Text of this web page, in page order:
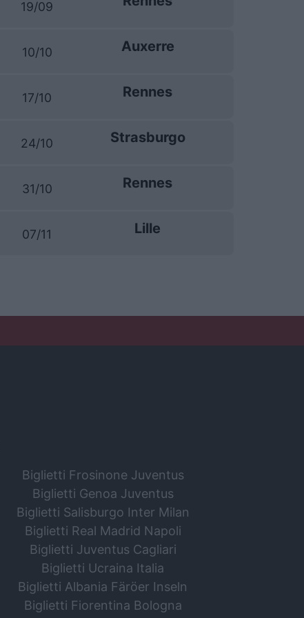
19/09
10/10 Auxerre
17/10 Rennes
24/10 Strasburgo
31/10 Rennes
07/11 Lille
Biglietti Frosinone Juventus
Biglietti Genoa Juventus
Biglietti Salisburgo Inter Milan
Biglietti Real Madrid Napoli
Biglietti Juventus Cagliari
Biglietti Ucraina Italia
Biglietti Albania Färöer Inseln
Biglietti Fiorentina Bologna